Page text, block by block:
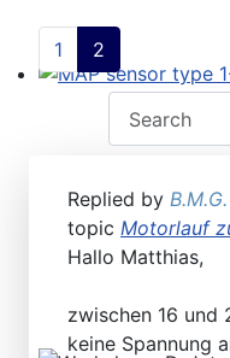
MAP sensor type 1-
1 2
Replied by B.M.G.
topic Motorlauf
Hallo Matthias,
zwischen 16
keine Spannung